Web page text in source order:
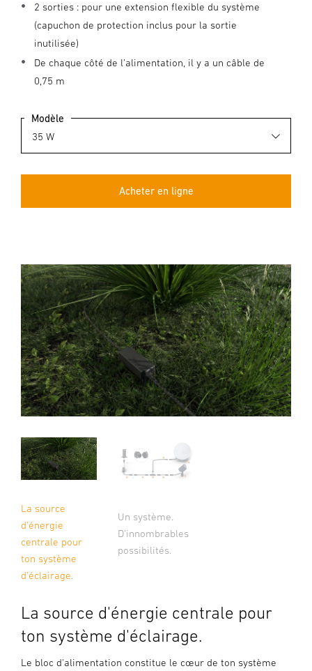
2 sorties : pour une extension flexible du système
(capuchon de protection inclus pour la sortie
inutilisée)
De chaque côté de l’alimentation, il y a un câble de
0,75 m
Modèle
Acheter en ligne
La source
d'énergie
centrale pour
ton système
d'éclairage.
Un système.
D’innombrables
possibilités.
La source d'énergie centrale pour
ton système d'éclairage.
Le bloc d'alimentation constitue le cœur de ton système